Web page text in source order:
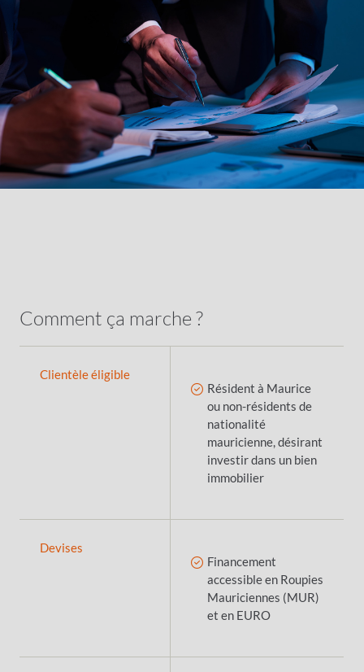
Comment ça marche ?
Clientèle éligible
Résident à Maurice
ou non-résidents de
nationalité
mauricienne, désirant
investir dans un bien
immobilier
Devises
Financement
accessible en Roupies
Mauriciennes (MUR)
et en EURO